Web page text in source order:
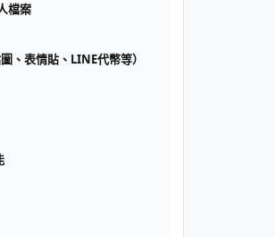
檔案
、表情貼、LINE代幣等）